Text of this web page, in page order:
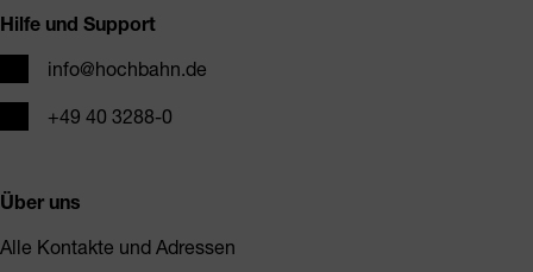
Hilfe und Support
E-Mailinfo@hochbahn.de
Telefon+49 40 3288-0
Über uns
Alle Kontakte und Adressen